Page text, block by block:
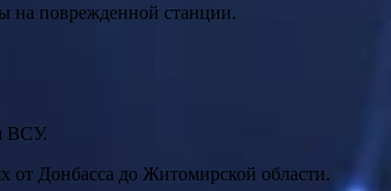
на поврежденной станции.
ВСУ.
Донбасса до Житомирской области.